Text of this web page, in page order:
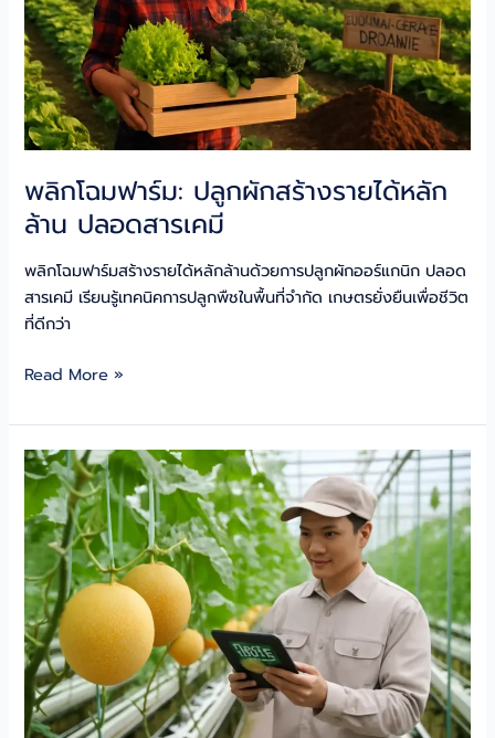
ทะลุ
เป้า
พลิกโฉมฟาร์ม: ปลูกผักสร้างรายได้หลัก
ล้าน ปลอดสารเคมี
พลิกโฉมฟาร์มสร้างรายได้หลักล้านด้วยการปลูกผักออร์แกนิก ปลอด
สารเคมี เรียนรู้เทคนิคการปลูกพืชในพื้นที่จำกัด เกษตรยั่งยืนเพื่อชีวิต
ที่ดีกว่า
พลิก
ฟาร์ม:
ปลูก
ผัก
สร้าง
ราย
ได้
หลัก
ล้าน
ปลอด
สาร
เคมี
Read More »